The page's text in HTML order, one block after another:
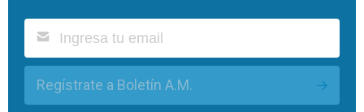
Regístrate a Boletín A.M.